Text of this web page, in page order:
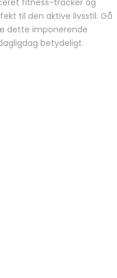
til den aktive livsstil. Gå
dette imponerende
betydeligt.